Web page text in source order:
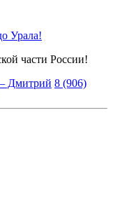
Урала!
части России!
Дмитрий 8 (906)